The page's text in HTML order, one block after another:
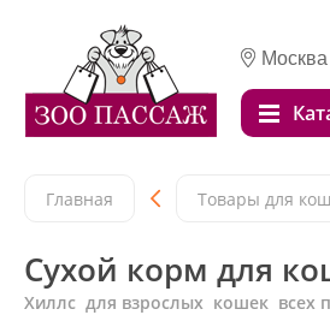
Главная Товары для
Сухой корм для
Хиллс для взрослых кошек всех